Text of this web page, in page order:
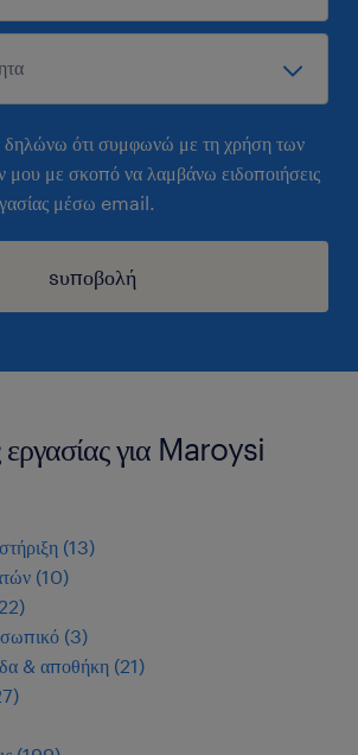
ότι συμφωνώ με τη χρήση των
μου με σκοπό να λαμβάνω ειδοποιήσεις
μέσω email.
sυποβολή
εργασίας για Maroysi
(13)
(10)
22)
(3)
& αποθήκη (21)
)